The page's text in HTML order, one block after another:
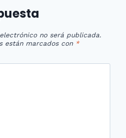
no será publicada.
están marcados con *